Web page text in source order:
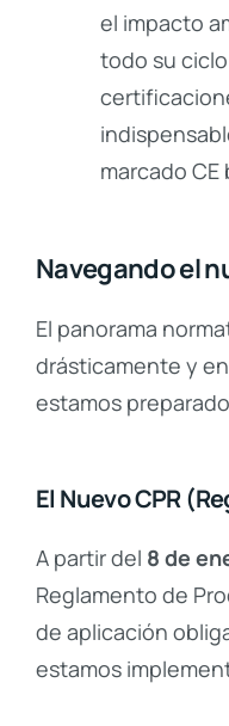
el impacto
todo su
marcado
Navegando el
El panorama
drásticamente y
estamos
El Nuevo CPR
A partir del 8 de
Reglamento de
de aplicación
estamos